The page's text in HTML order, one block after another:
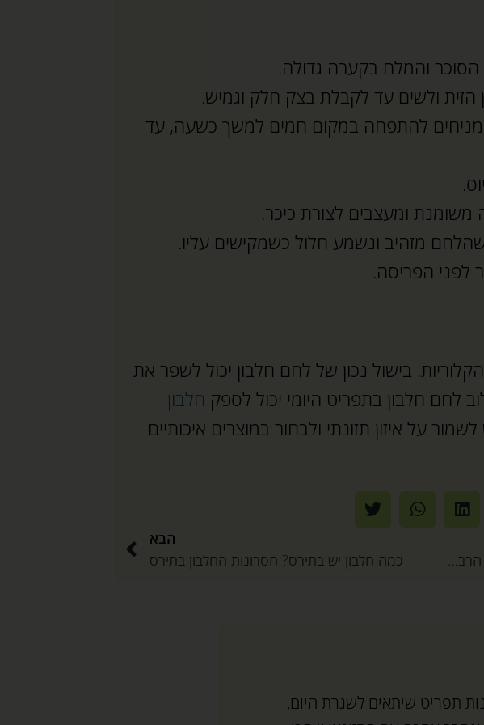
והמלח בקערה גדולה.
ולשים עד לקבלת בצק חלק וגמיש.
להתפחה במקום חמים למשך כשעה, עד
ומעצבים לצורת כיכר.
לפני הפריסה.
בישול נכון של לחם חלבון יכול לשפר את
לחם חלבון בתפריט היומי יכול לספק חלבון
על איזון תזונתי ולבחור במוצרים איכותיים
כמה חלבון יש בפתיתים? מתכון לפתיתים עם הרבה חלבון
הבא
כמה חלבון יש בתירס? חסרונות החלבון בתירס
תפריט שיתאים לשגרת היום,